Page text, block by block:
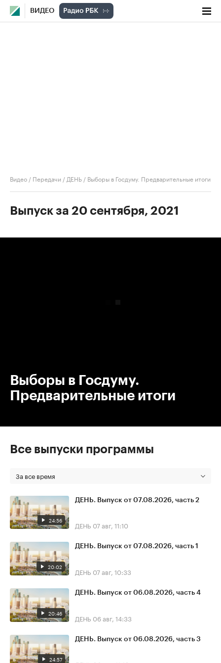
ВИДЕО
Видео / Передачи / ДЕНЬ / Выборы в Госдуму. Предварительные итоги
Выпуск за 20 сентября, 2021
Выборы в Госдуму.
Предварительные итоги
Все выпуски программы
За все время
24:56
ДЕНЬ. Выпуск от 07.08.2026, часть 2
ДЕНЬ 07 авг, 11:10
20:02
ДЕНЬ. Выпуск от 07.08.2026, часть 1
ДЕНЬ 07 авг, 10:33
20:46
ДЕНЬ. Выпуск от 06.08.2026, часть 4
ДЕНЬ 06 авг, 14:33
24:57
ДЕНЬ. Выпуск от 06.08.2026, часть 3